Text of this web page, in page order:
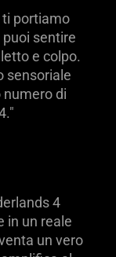
ti portiamo
puoi sentire
e colpo.
sensoriale
di
4
in un reale
un vero